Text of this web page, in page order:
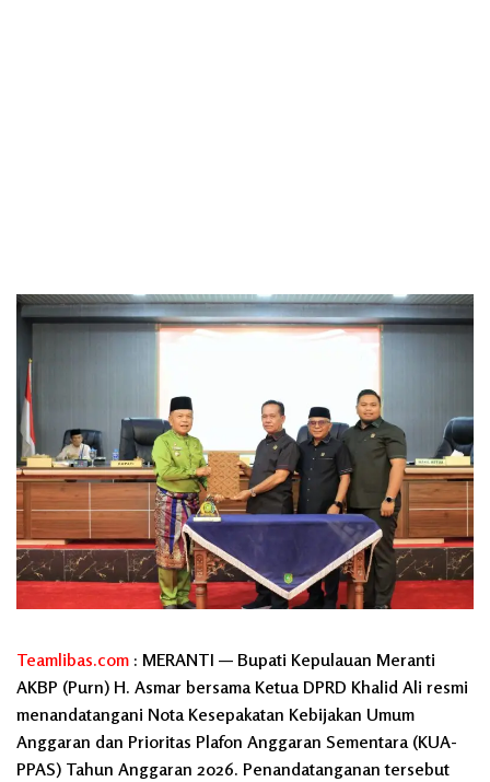
Teamlibas.com : MERANTI — Bupati Kepulauan Meranti
AKBP (Purn) H. Asmar bersama Ketua DPRD Khalid Ali resmi
menandatangani Nota Kesepakatan Kebijakan Umum
Anggaran dan Prioritas Plafon Anggaran Sementara (KUA-
PPAS) Tahun Anggaran 2026. Penandatanganan tersebut